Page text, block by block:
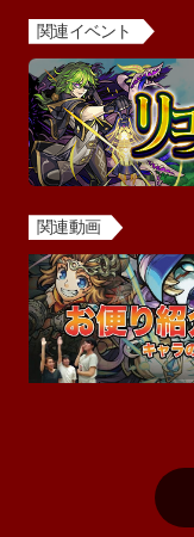
関連イベント
関連動画